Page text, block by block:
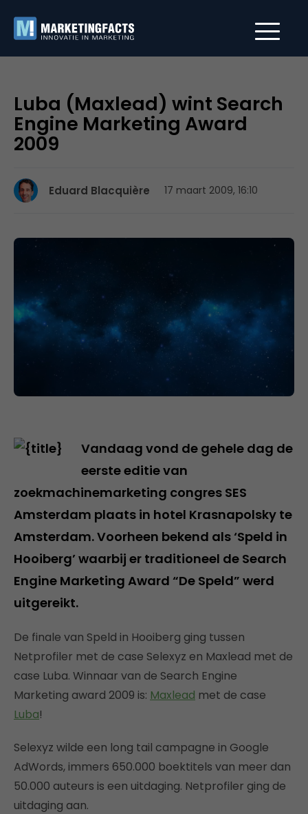
Luba (Maxlead) wint Search
Engine Marketing Award
2009
Eduard Blacquière 17 maart 2009, 16:10
Vandaag vond de gehele dag de
eerste editie van
zoekmachinemarketing congres SES
Amsterdam plaats in hotel Krasnapolsky te
Amsterdam. Voorheen bekend als ‘Speld in
Hooiberg’ waarbij er traditioneel de Search
Engine Marketing Award “De Speld” werd
uitgereikt.
De finale van Speld in Hooiberg ging tussen
Netprofiler met de case Selexyz en Maxlead met de
case Luba. Winnaar van de Search Engine
Marketing award 2009 is: Maxlead met de case
Luba!
Selexyz wilde een long tail campagne in Google
AdWords, immers 650.000 boektitels van meer dan
50.000 auteurs is een uitdaging. Netprofiler ging de
uitdaging aan.